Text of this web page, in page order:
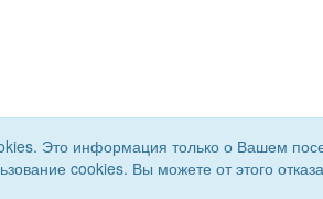
района. Все права
Это информация только о Вашем
cookies. Вы можете от этого